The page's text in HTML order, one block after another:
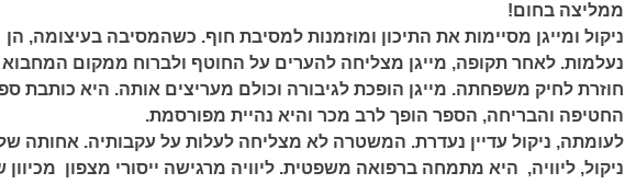
ממליצה בחום!
ניקול ומייגן מסיימות את התיכון ומוזמנות למסיבת חוף. כשהמסיבה בעיצומה, הן
נעלמות. לאחר תקופה, מייגן מצליחה להערים על החוטף ולברוח ממקום המחבוא
חוזרת לחיק משפחתה. מייגן הופכת לגיבורה וכולם מעריצים אותה. היא כותבת
החטיפה והבריחה, הספר הופך לרב מכר והיא נהיית מפורסמת.
לעומתה, ניקול עדיין נעדרת. המשטרה לא מצליחה לעלות על עקבותיה. אחותה
ניקול, ליוויה, היא מתמחה ברפואה משפטית. ליוויה מרגישה ייסורי מצפון מכיוון